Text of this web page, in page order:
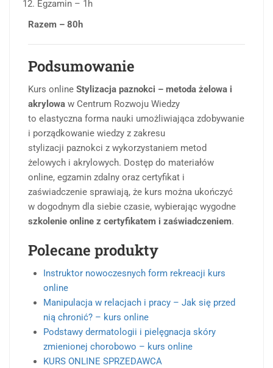
Egzamin – 1h
Razem – 80h
Podsumowanie
Kurs online Stylizacja paznokci – metoda żelowa i
akrylowa w Centrum Rozwoju Wiedzy
to elastyczna forma nauki umożliwiająca zdobywanie
i porządkowanie wiedzy z zakresu
stylizacji paznokci z wykorzystaniem metod
żelowych i akrylowych. Dostęp do materiałów
online, egzamin zdalny oraz certyfikat i
zaświadczenie sprawiają, że kurs można ukończyć
w dogodnym dla siebie czasie, wybierając wygodne
szkolenie online z certyfikatem i zaświadczeniem.
Polecane produkty
Instruktor nowoczesnych form rekreacji kurs
online
Manipulacja w relacjach i pracy – Jak się przed
nią chronić? – kurs online
Podstawy dermatologii i pielęgnacja skóry
zmienionej chorobowo – kurs online
KURS ONLINE SPRZEDAWCA